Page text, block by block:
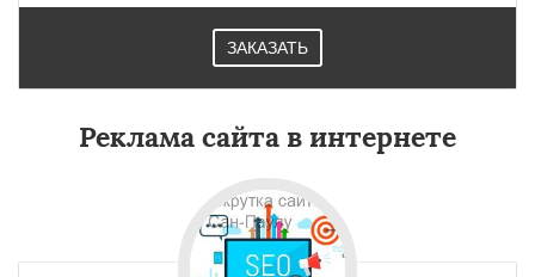
ЗАКАЗАТЬ
Реклама сайта в интернете